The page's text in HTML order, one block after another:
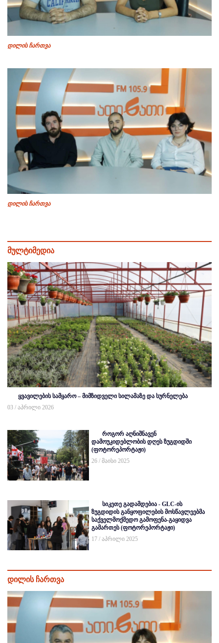
დილის ჩართვა
დილის ჩართვა
მულტიმედია
ყვავილების სამყარო – მიმზიდველი სილამაზე და სურნელება
03 / აპრილი 2026
როგორ აღნიშნავენ
დამოუკიდებლობის დღეს ზუგდიდში
(ფოტორეპორტაჟი)
26 / მაისი 2025
სიკეთე გადამდებია - GLC-ის
ზუგდიდის განყოფილების მოსწავლეებმა
საქველმოქმედო გამოფენა-გაყიდვა
გამართეს (ფოტორეპორტაჟი)
17 / აპრილი 2025
დილის ჩართვა